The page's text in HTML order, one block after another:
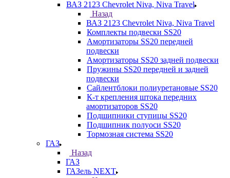
ВАЗ 2123 Chevrolet Niva, Niva Travel
Назад
ВАЗ 2123 Chevrolet Niva, Niva Travel
Комплекты подвески SS20
Амортизаторы SS20 передней
подвески
Амортизаторы SS20 задней подвески
Пружины SS20 передней и задней
подвески
Сайлентблоки полиуретановые SS20
К-т крепления штока передних
амортизаторов SS20
Подшипники ступицы SS20
Подшипник полуоси SS20
Тормозная система SS20
ГАЗ
Назад
ГАЗ
ГАЗель NEXT